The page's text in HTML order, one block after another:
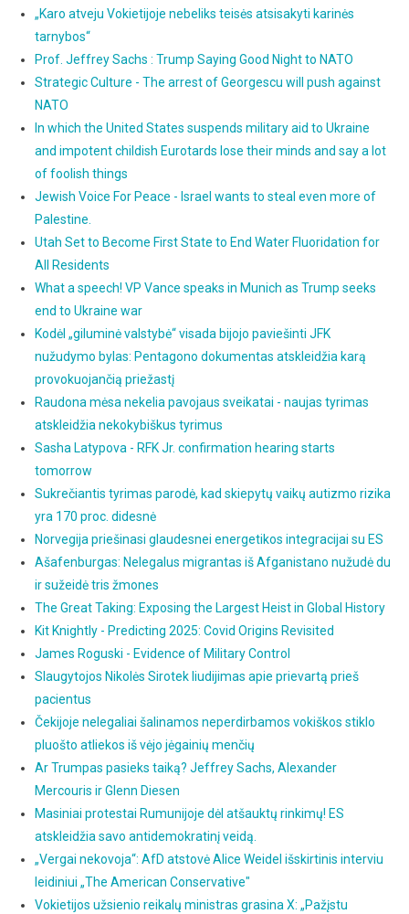
„Karo atveju Vokietijoje nebeliks teisės atsisakyti karinės
tarnybos“
Prof. Jeffrey Sachs : Trump Saying Good Night to NATO
Strategic Culture - The arrest of Georgescu will push against
NATO
In which the United States suspends military aid to Ukraine
and impotent childish Eurotards lose their minds and say a lot
of foolish things
Jewish Voice For Peace - Israel wants to steal even more of
Palestine.
Utah Set to Become First State to End Water Fluoridation for
All Residents
What a speech! VP Vance speaks in Munich as Trump seeks
end to Ukraine war
Kodėl „giluminė valstybė“ visada bijojo paviešinti JFK
nužudymo bylas: Pentagono dokumentas atskleidžia karą
provokuojančią priežastį
Raudona mėsa nekelia pavojaus sveikatai - naujas tyrimas
atskleidžia nekokybiškus tyrimus
Sasha Latypova - RFK Jr. confirmation hearing starts
tomorrow
Sukrečiantis tyrimas parodė, kad skiepytų vaikų autizmo rizika
yra 170 proc. didesnė
Norvegija priešinasi glaudesnei energetikos integracijai su ES
Ašafenburgas: Nelegalus migrantas iš Afganistano nužudė du
ir sužeidė tris žmones
The Great Taking: Exposing the Largest Heist in Global History
Kit Knightly - Predicting 2025: Covid Origins Revisited
James Roguski - Evidence of Military Control
Slaugytojos Nikolės Sirotek liudijimas apie prievartą prieš
pacientus
Čekijoje nelegaliai šalinamos neperdirbamos vokiškos stiklo
pluošto atliekos iš vėjo jėgainių menčių
Ar Trumpas pasieks taiką? Jeffrey Sachs, Alexander
Mercouris ir Glenn Diesen
Masiniai protestai Rumunijoje dėl atšauktų rinkimų! ES
atskleidžia savo antidemokratinį veidą.
„Vergai nekovoja“: AfD atstovė Alice Weidel išskirtinis interviu
leidiniui „The American Conservative"
Vokietijos užsienio reikalų ministras grasina X: „Pažįstu